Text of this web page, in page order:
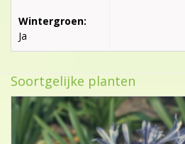
Wintergroen:
Ja
Soortgelijke planten